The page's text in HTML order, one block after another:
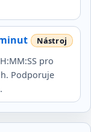
pro
Podporuje